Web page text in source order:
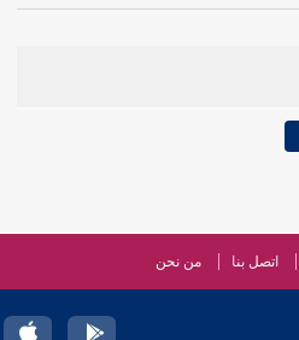
اتصل بنا من نحن